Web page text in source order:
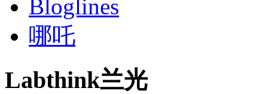
Bloglines
哪吒
Labthink兰光